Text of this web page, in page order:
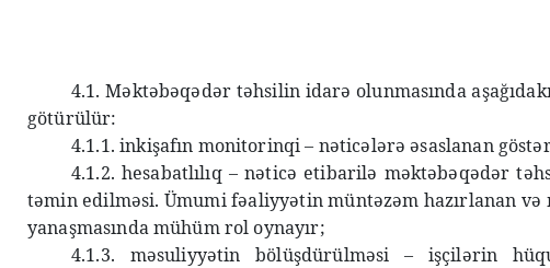
4.1. Məktəbəqədər təhsilin idarə olunmasında
götürülür:
4.1.1. inkişafın monitorinqi – nəticələrə əsaslanan
4.1.2. hesabatlılıq – nəticə etibarilə məktəbəqədər
təmin edilməsi. Ümumi fəaliyyətin müntəzəm hazırlanan
yanaşmasında mühüm rol oynayır;
4.1.3. məsuliyyətin bölüşdürülməsi – işçilərin